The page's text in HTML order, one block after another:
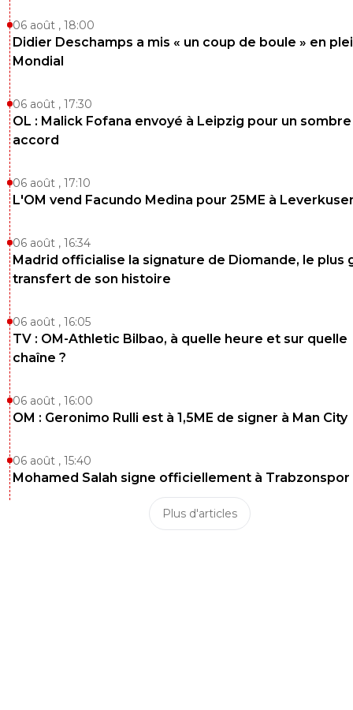
06 août , 18:00
Didier Deschamps a mis « un coup de boule » en
Mondial
06 août , 17:30
OL : Malick Fofana envoyé à Leipzig pour un sombre
accord
06 août , 17:10
L'OM vend Facundo Medina pour 25ME à
06 août , 16:34
Madrid officialise la signature de Diomande, le plus
transfert de son histoire
06 août , 16:05
TV : OM-Athletic Bilbao, à quelle heure et sur quelle
chaîne ?
06 août , 16:00
OM : Geronimo Rulli est à 1,5ME de signer à Man City
06 août , 15:40
Mohamed Salah signe officiellement à Trabzonspor
Plus d'articles